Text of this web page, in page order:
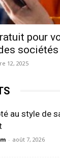
pour
sociétés
12, 2025
au style de
- août 7, 2026